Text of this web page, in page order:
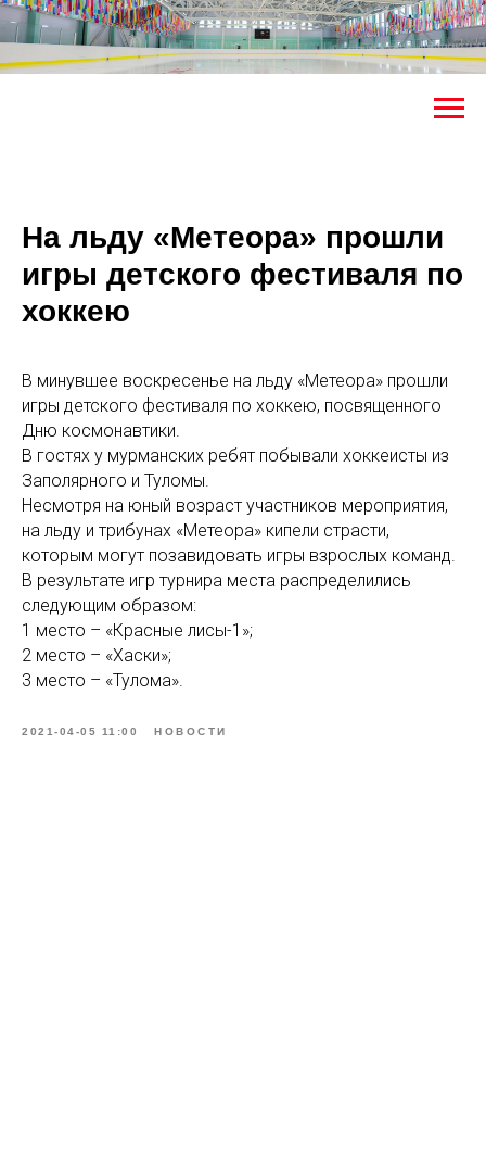
На льду «Метеора» прошли
игры детского фестиваля по
хоккею
В минувшее воскресенье на льду «Метеора» прошли
игры детского фестиваля по хоккею, посвященного
Дню космонавтики.
В гостях у мурманских ребят побывали хоккеисты из
Заполярного и Туломы.
Несмотря на юный возраст участников мероприятия,
на льду и трибунах «Метеора» кипели страсти,
которым могут позавидовать игры взрослых команд.
В результате игр турнира места распределились
следующим образом:
1 место – «Красные лисы-1»;
2 место – «Хаски»;
3 место – «Тулома».
2021-04-05 11:00 НОВОСТИ